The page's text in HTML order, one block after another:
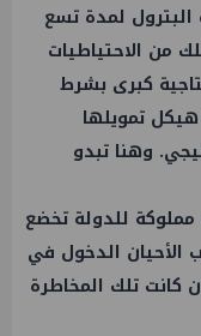
لمدة تسع
من الاحتياطيات
كبرى بشرط
هيكل تمويلها
وهنا تبدو
مملوكة للدولة تخضع
الأحيان الدخول في
تلك المخاطرة